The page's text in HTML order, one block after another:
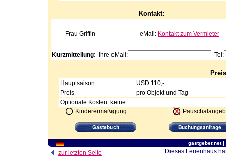
Kontakt:
Frau Griffin eMail: Kontakt zum Vermieter
Kurzmitteilung: Ihre eMail: Tel:
Hauptsaison
USD 110,-
Preis
pro Objekt und Tag
Optionale Kosten: keine
Kinderermäßigung
gastgeber.net|
zur letzten Seite Dieses Ferienhaus